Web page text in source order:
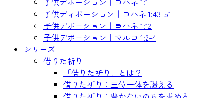
子供ディボーション｜ヨハネ 1:43-51
子供デボーション｜ヨハネ 1:12
子供デボーション｜マルコ 1:2-4
シリーズ
借りた祈り
「借りた祈り」とは？
借りた祈り：三位一体を讃える